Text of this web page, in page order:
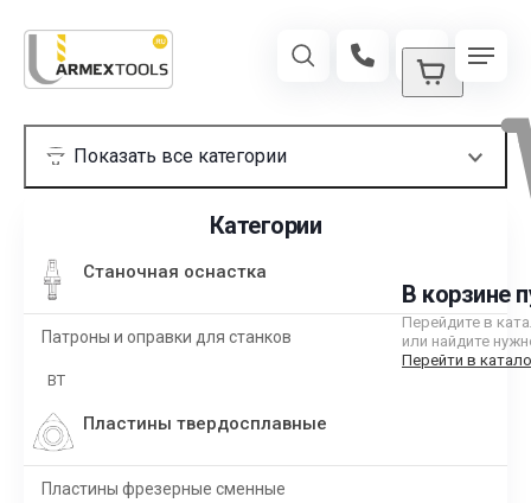
В корзине
Перейдите в
или найдите
Перейти в
Категории
Станочная оснастка
Патроны и оправки для станков
BT
Пластины твердосплавные
Пластины фрезерные сменные